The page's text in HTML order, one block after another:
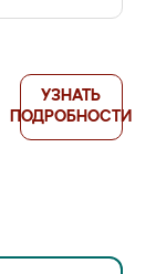
УЗНАТЬ
ПОДРОБНОСТИ